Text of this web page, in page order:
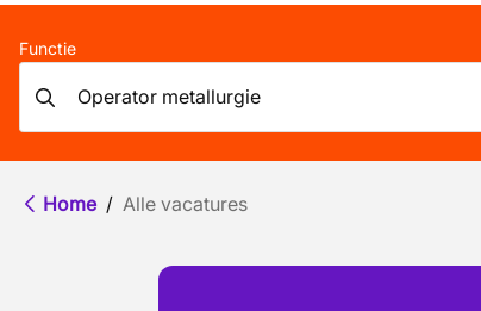
Functie
Home / Alle vacatures